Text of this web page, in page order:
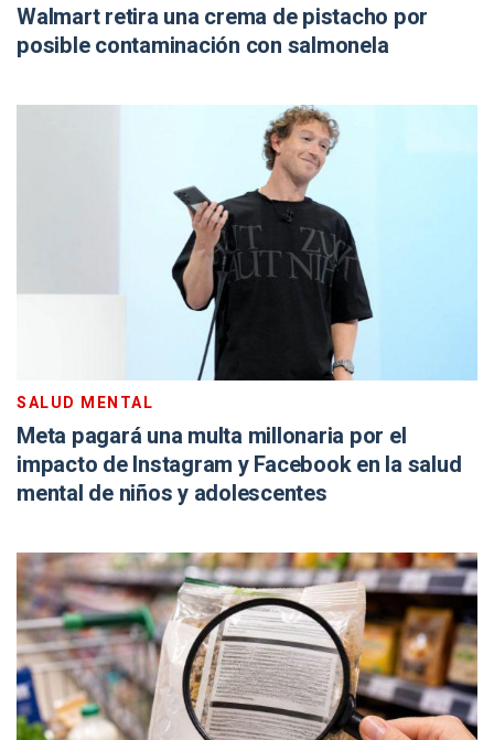
Walmart retira una crema de pistacho por
posible contaminación con salmonela
SALUD MENTAL
Meta pagará una multa millonaria por el
impacto de Instagram y Facebook en la salud
mental de niños y adolescentes